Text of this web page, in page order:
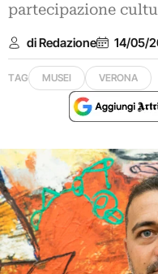
partecipazione
di Redazione 14/05/
TAG MUSEI VERONA